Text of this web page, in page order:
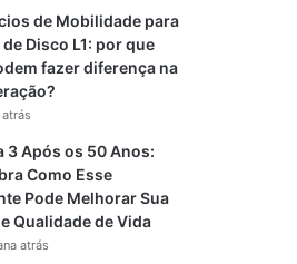
p
de Mobilidade para
Disco L1: por que
fazer diferença na
3 Após os 50 Anos:
Como Esse
Pode Melhorar Sua
Qualidade de Vida
atrás